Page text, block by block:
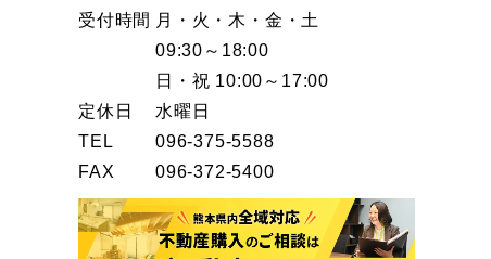
受付時間 月・火・木・金・土
09:30～18:00
日・祝 10:00～17:00
定休日
水曜日
TEL
096-375-5588
FAX
096-372-5400